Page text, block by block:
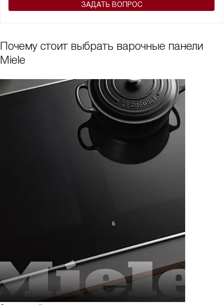
ЗАДАТЬ ВОПРОС
Почему стоит выбрать варочные панели
Miele